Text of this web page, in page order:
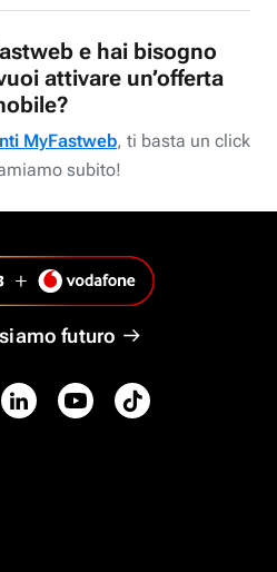
e hai bisogno
attivare un’offerta
MyFastweb, ti basta un click
subito!
futuro